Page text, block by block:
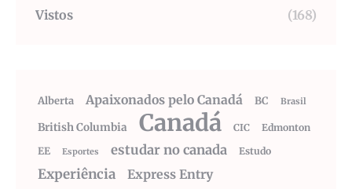
Vistos
(168)
Alberta Apaixonados pelo Canadá BC Brasil
British Columbia Canadá CIC
Edmonton
EE
Esportes estudar no canada Estudo
Experiência Express Entry